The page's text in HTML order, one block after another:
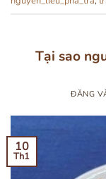
Tại sao
ĐĂNG
10
Th1